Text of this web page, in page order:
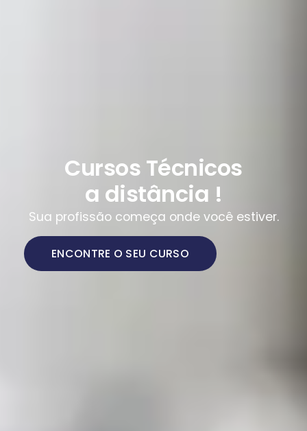
Cursos Técnicos
a distância !
Sua profissão começa onde você estiver.
ENCONTRE O SEU CURSO